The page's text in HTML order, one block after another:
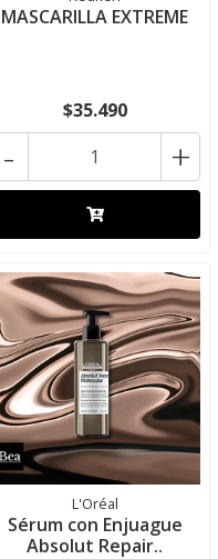
MASCARILLA EXTREME
$35.490
+
-
L'Oréal
Sérum con Enjuague
Absolut Repair..